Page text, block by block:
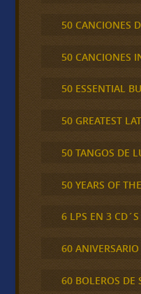
50 CANCIONES
50 CANCIONES
50 ESSENTIAL
50 GREATEST
50 TANGOS DE
50 YEARS OF
6 LPS EN 3 CD´S
60 ANIVERSARIO
60 BOLEROS DE